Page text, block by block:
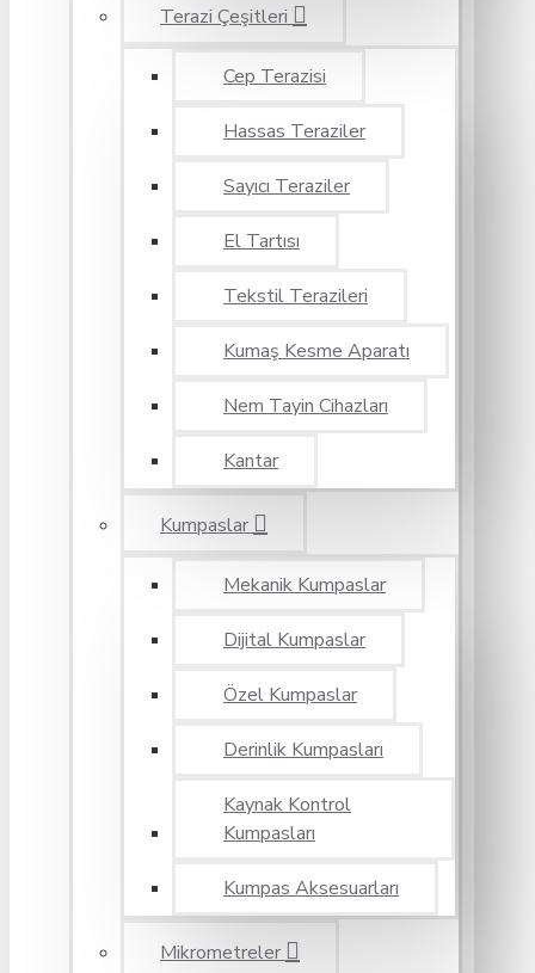
Terazi Çeşitleri
Cep Terazisi
Hassas Teraziler
Sayıcı Teraziler
El Tartısı
Tekstil Terazileri
Kumaş Kesme Aparatı
Nem Tayin Cihazları
Kantar
Kumpaslar
Mekanik Kumpaslar
Dijital Kumpaslar
Özel Kumpaslar
Derinlik Kumpasları
Kaynak Kontrol
Kumpasları
Kumpas Aksesuarları
Mikrometreler